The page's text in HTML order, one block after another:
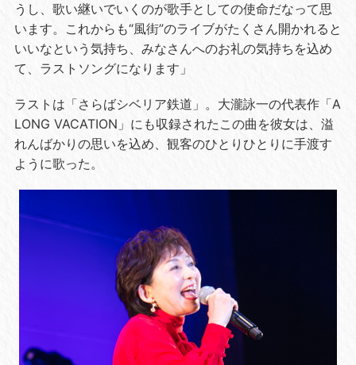
うし、歌い継いでいくのが歌手としての使命だなって思
います。これからも“風街”のライブがたくさん開かれると
いいなという気持ち、みなさんへのお礼の気持ちを込め
て、ラストソングになります」
ラストは「さらばシベリア鉄道」。大瀧詠一の代表作「A
LONG VACATION 」にも収録されたこの曲を彼女は、溢
れんばかりの思いを込め、観客のひとりひとりに手渡す
ように歌った。